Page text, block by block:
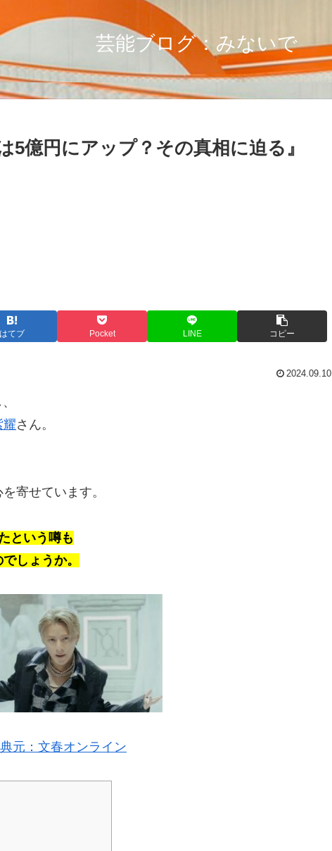
芸能ブログ：みないで
5億円にアップ？その真相に迫る』
はてブ Pocket LINE コピー
2024.09.10
耀さん。
寄せています。
という噂も
しょうか。
元：文春オンライン